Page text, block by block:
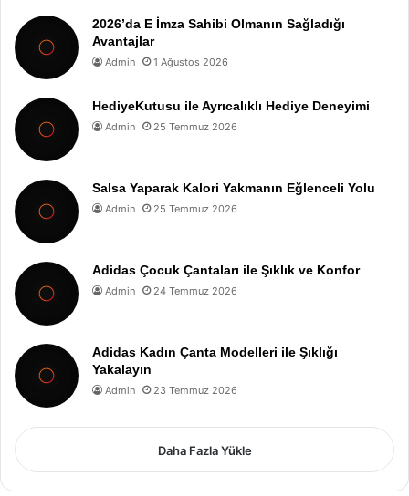
2026’da E İmza Sahibi Olmanın Sağladığı
Avantajlar
Admin 1 Ağustos 2026
HediyeKutusu ile Ayrıcalıklı Hediye Deneyimi
Admin 25 Temmuz 2026
Salsa Yaparak Kalori Yakmanın Eğlenceli Yolu
Admin 25 Temmuz 2026
Adidas Çocuk Çantaları ile Şıklık ve Konfor
Admin 24 Temmuz 2026
Adidas Kadın Çanta Modelleri ile Şıklığı
Yakalayın
Admin 23 Temmuz 2026
Daha Fazla Yükle